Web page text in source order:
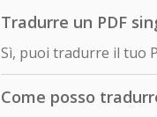
Tradurre un PDF
Sì, puoi tradurre il tuo
Come posso